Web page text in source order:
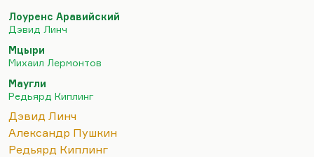
взаимное обогащение, слияние.
Видите ли, это сложная тема, но британское
отношение к Востоку гораздо шире, чем
колониалистское. Вот о Моэме много вопросов —
ну, в связи с тем, что я «Эшендена» упоминал, его
цикл, и так далее. Это не просто колонизация, это
не презрение колонизатора, это не высокомерие.
Это даже не конфликт технократической
Лоуренс Аравийский
Дэвид Линч
Мцыри
Михаил Лермонтов
Маугли
Редьярд Киплинг
Дэвид Линч
Александр Пушкин
Редьярд Киплинг